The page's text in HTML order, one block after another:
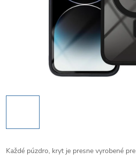
Každé púzdro, kryt je presne vyrobené pre